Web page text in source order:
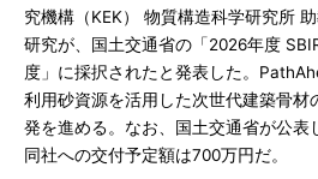
究機構（KEK） 物質構造科学研究所
研究が、国土交通省の「2026年度
度」に採択されたと発表した。
利用砂資源を活用した次世代建築骨材
発を進める。なお、国土交通省が公表
同社への交付予定額は700万円だ。